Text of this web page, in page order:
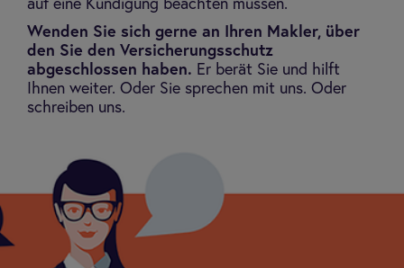
auf eine Kündigung beachten müssen.
Wenden Sie sich gerne an Ihren Makler, über
den Sie den Versicherungsschutz
abgeschlossen haben. Er berät Sie und hilft
Ihnen weiter. Oder Sie sprechen mit uns. Oder
schreiben uns.